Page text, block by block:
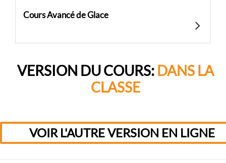
Cours Avancé de Glace
VERSION DU COURS: DANS LA
CLASSE
VOIR L'AUTRE VERSION EN LIGNE